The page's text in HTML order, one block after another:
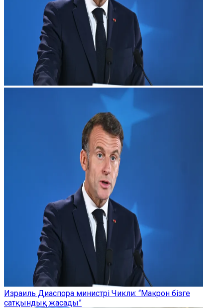
Израиль Диаспора министрі Чикли: “Макрон бізге
сатқындық жасады”